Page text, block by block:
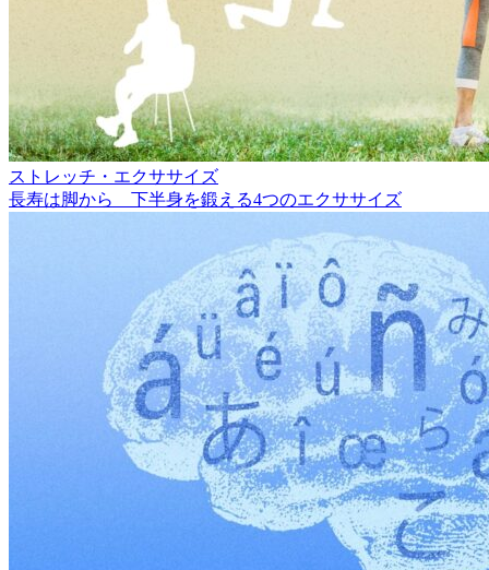
ストレッチ・エクササイズ
長寿は脚から 下半身を鍛える4つのエクササイズ